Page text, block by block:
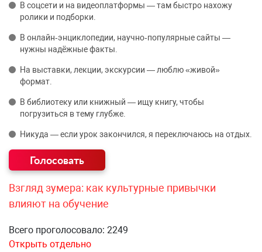
В соцсети и на видеоплатформы — там быстро нахожу
ролики и подборки.
В онлайн‑энциклопедии, научно‑популярные сайты —
нужны надёжные факты.
На выставки, лекции, экскурсии — люблю «живой»
формат.
В библиотеку или книжный — ищу книгу, чтобы
погрузиться в тему глубже.
Никуда — если урок закончился, я переключаюсь на отдых.
Взгляд зумера: как культурные привычки
влияют на обучение
Всего проголосовало: 2249
Открыть отдельно